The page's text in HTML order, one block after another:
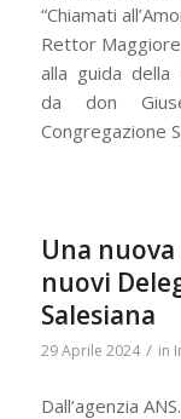
“Chiamati
Rettor
alla guida della
da don
Congregazione
Una
nuovi
Salesiana
29 Aprile 2024 / in
Dall’agenzia ANS.